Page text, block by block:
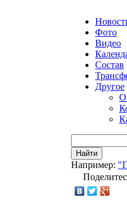
Фото
Видео
Состав
Другое
О
Найти
Например: